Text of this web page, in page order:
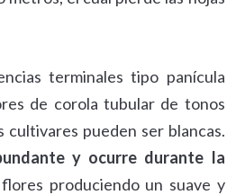
terminales tipo panícula
de corola tubular de tonos
cultivares pueden ser blancas.
y ocurre durante la
produciendo un suave y